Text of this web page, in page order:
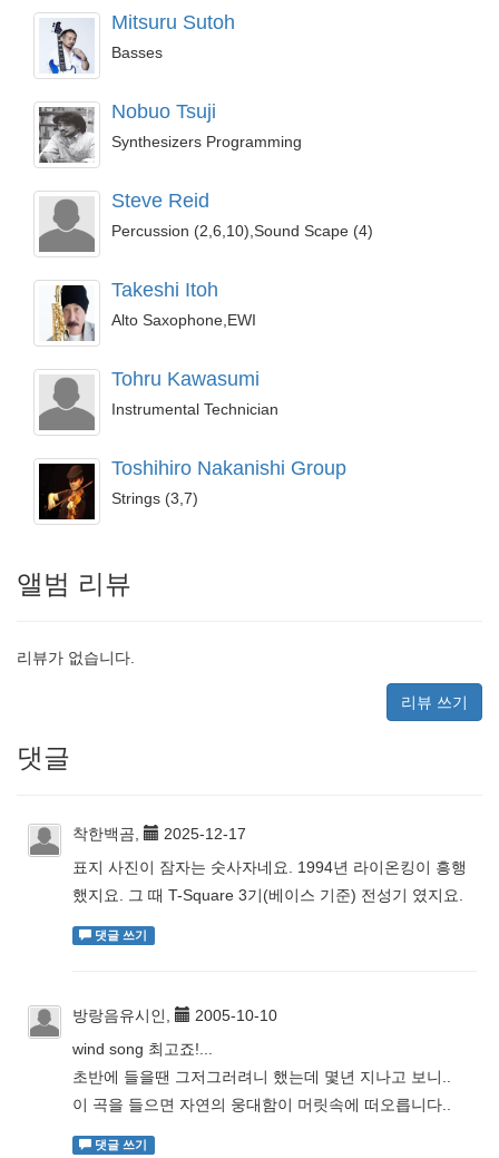
Mitsuru Sutoh
Basses
Nobuo Tsuji
Synthesizers Programming
Steve Reid
Percussion (2,6,10),Sound Scape (4)
Takeshi Itoh
Alto Saxophone,EWI
Tohru Kawasumi
Instrumental Technician
Toshihiro Nakanishi Group
Strings (3,7)
앨범 리뷰
리뷰가 없습니다.
리뷰 쓰기
댓글
착한백곰,
2025-12-17
표지 사진이 잠자는 숫사자네요. 1994년 라이온킹이 흥행
했지요. 그 때 T-Square 3기(베이스 기준) 전성기 였지요.
댓글 쓰기
방랑음유시인,
2005-10-10
wind song 최고죠!...
초반에 들을땐 그저그러려니 했는데 몇년 지나고 보니..
이 곡을 들으면 자연의 웅대함이 머릿속에 떠오릅니다..
댓글 쓰기